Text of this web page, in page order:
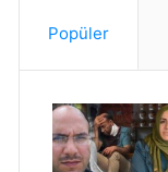
Popüler